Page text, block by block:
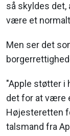
så skyldes
være et
Men ser det
"Apple støtter i
det for at være
Højesteretten
talsmand fra